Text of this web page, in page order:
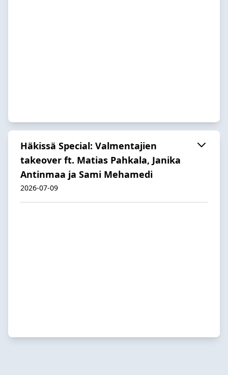
Häkissä Special: Valmentajien
takeover ft. Matias Pahkala, Janika
Antinmaa ja Sami Mehamedi
2026-07-09